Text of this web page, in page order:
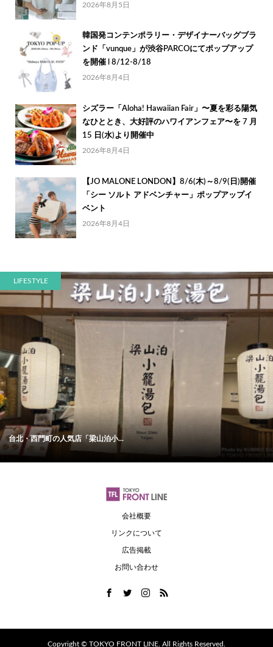
2026年8月5日
韓国発コンテンポラリー・デザイナーバッグブラ
ンド「vunque」が渋谷PARCOにてポップアップ
を開催 l 8/12-8/18
2026年8月4日
シズラー「Aloha! Hawaiian Fair」〜夏を彩る陽気
なひととき、大好評のハワイアンフェア〜を 7 月
15 日(水)より開催中
2026年8月4日
【JO MALONE LONDON】8/6(木)～8/9(日)開催
「シー ソルト アドベンチャー」ポップアップイ
ベント
2026年8月4日
LIFESTYLE
台北・西門町の人気店「梁山泊小...
会社概要
リンクについて
広告掲載
お問い合わせ
Copyright © TOKYO FRONT LINE. All Rights Reserved.